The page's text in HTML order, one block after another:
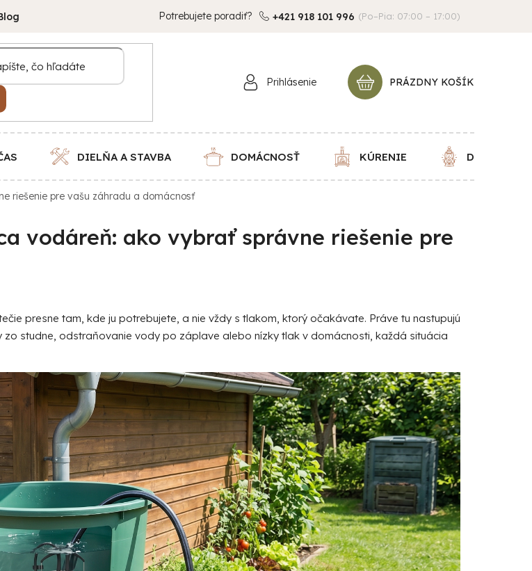
Potrebujete poradiť? +421 918 101 996 (Po–Pia: 07:00 – 17:00)
Prihlásenie
NÁKUPNÝ
KOŠÍK
PRÁZDNY KOŠÍK
DIELŇA A STAVBA DOMÁCNOSŤ KÚRENIE DEKORÁCIE
riešenie pre vašu záhradu a domácnosť
vodáreň: ako vybrať správne riešenie pre
presne tam, kde ju potrebujete, a nie vždy s tlakom, ktorý očakávate. Práve tu nastupujú
zo studne, odstraňovanie vody po záplave alebo nízky tlak v domácnosti, každá situácia